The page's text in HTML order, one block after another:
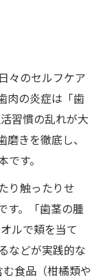
々のセルフケア
肉の炎症は「歯
習慣の乱れが大
きを徹底し、
す。
り触ったりせ
す。「歯茎の腫
ルで頬を当て
などが実践的な
食品（柑橘類や